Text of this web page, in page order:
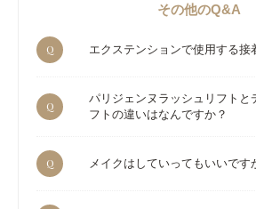
その他のQ&A
Q エクステンションで使用する接
Q
パリジェンヌラッシュリフトと
フトの違いはなんですか？
Q メイクはしていってもいいです